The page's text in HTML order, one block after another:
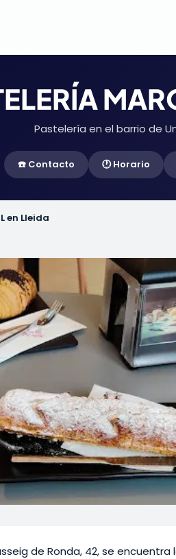
Pastelería en el barrio de
☎️ Contacto 🕐 Horario
en Lleida
de Ronda, 42, se